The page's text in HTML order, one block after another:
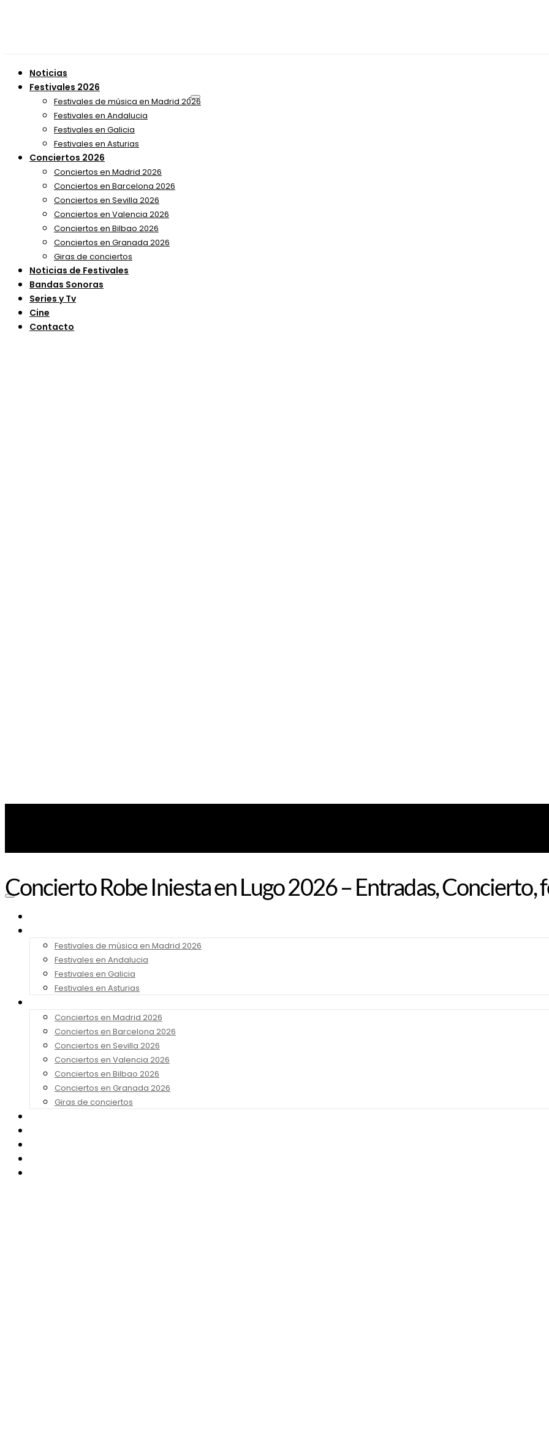
Noticias
Festivales 2026
Festivales de música en Madrid 2026
Festivales en Andalucia
Festivales en Galicia
Festivales en Asturias
Conciertos 2026
Conciertos en Madrid 2026
Conciertos en Barcelona 2026
Conciertos en Sevilla 2026
Conciertos en Valencia 2026
Conciertos en Bilbao 2026
Conciertos en Granada 2026
Giras de conciertos
Noticias de Festivales
Bandas Sonoras
Series y Tv
Cine
Contacto
Festivales de música en Madrid 2026
Festivales en Andalucia
Festivales en Galicia
Festivales en Asturias
Conciertos en Madrid 2026
Conciertos en Barcelona 2026
Conciertos en Sevilla 2026
Conciertos en Valencia 2026
Conciertos en Bilbao 2026
Conciertos en Granada 2026
Giras de conciertos
Concierto Robe Iniesta en Lugo 2026 – Entradas, Concierto,